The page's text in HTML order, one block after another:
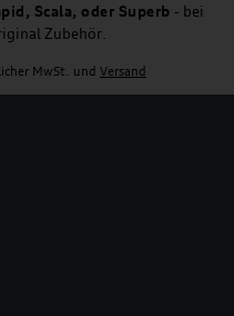
Scala, oder Superb - bei
Zubehör.
MwSt. und Versand